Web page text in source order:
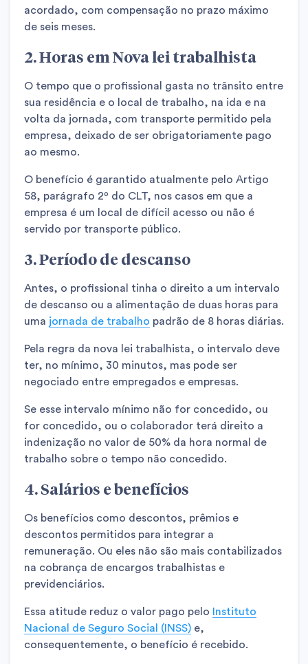
acordado, com compensação no prazo máximo
de seis meses.
2.Horas em Nova lei trabalhista
O tempo que o profissional gasta no trânsito entre
sua residência e o local de trabalho, na ida e na
volta da jornada, com transporte permitido pela
empresa, deixado de ser obrigatoriamente pago
ao mesmo.
O benefício é garantido atualmente pelo Artigo
58, parágrafo 2º do CLT, nos casos em que a
empresa é um local de difícil acesso ou não é
servido por transporte público.
3. Período de descanso
Antes, o profissional tinha o direito a um intervalo
de descanso ou a alimentação de duas horas para
uma jornada de trabalho padrão de 8 horas diárias.
Pela regra da nova lei trabalhista, o intervalo deve
ter, no mínimo, 30 minutos, mas pode ser
negociado entre empregados e empresas.
Se esse intervalo mínimo não for concedido, ou
for concedido, ou o colaborador terá direito a
indenização no valor de 50% da hora normal de
trabalho sobre o tempo não concedido.
4. Salários e benefícios
Os benefícios como descontos, prêmios e
descontos permitidos para integrar a
remuneração. Ou eles não são mais contabilizados
na cobrança de encargos trabalhistas e
previdenciários.
Essa atitude reduz o valor pago pelo Instituto
Nacional de Seguro Social (INSS) e,
consequentemente, o benefício é recebido.